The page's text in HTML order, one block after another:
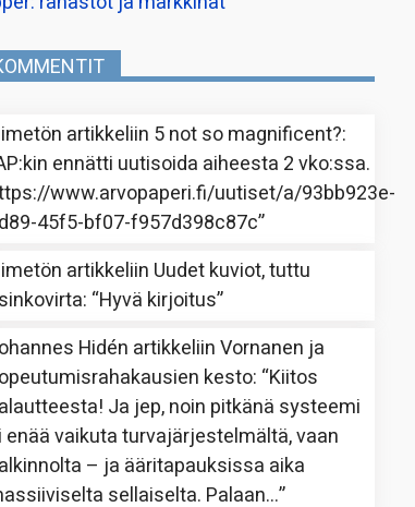
artikkeliin 5 not so magnificent?:
ennätti uutisoida aiheesta 2 vko:ssa.
www.arvopaperi.fi/uutiset/a/93bb923e-
45f5-bf07-f957d398c87c”
artikkeliin Uudet kuviot, tuttu
: “Hyvä kirjoitus”
Hidén artikkeliinVornanen ja
kesto: “Kiitos
Ja jep, noin pitkänä systeemi
enää vaikuta turvajärjestelmältä, vaan
– ja ääritapauksissa aika
sellaiselta. Palaan…”